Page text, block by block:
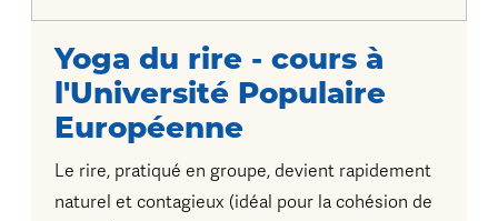
Yoga du rire - cours à
l'Université Populaire
Européenne
Le rire, pratiqué en groupe, devient rapidement
naturel et contagieux (idéal pour la cohésion de